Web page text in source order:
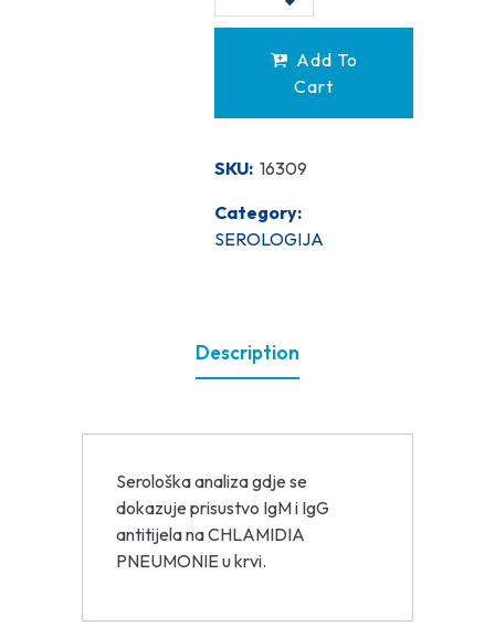
Add To
Cart
SKU: 16309
Category:
SEROLOGIJA
Description
Serološka analiza gdje se
dokazuje prisustvo IgM i IgG
antitijela na CHLAMIDIA
PNEUMONIE u krvi.